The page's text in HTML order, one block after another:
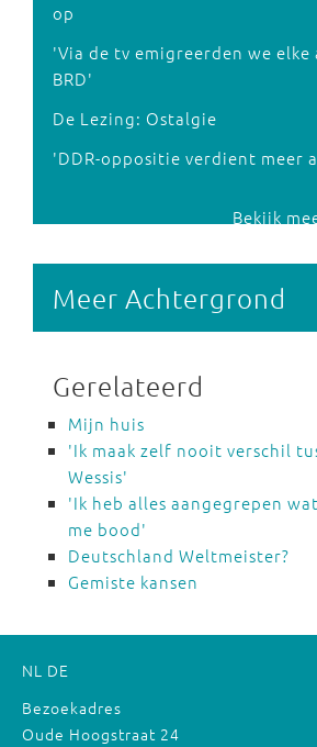
op
'Via de tv emigreerden we elke
BRD'
De Lezing: Ostalgie
'DDR-oppositie verdient meer
Bekijk
Meer Achtergrond
Gerelateerd
Mijn huis
'Ik maak zelf nooit verschil
Wessis'
'Ik heb alles aangegrepen
me bood'
Deutschland Weltmeister?
Gemiste kansen
NL DE
Bezoekadres
Oude Hoogstraat 24